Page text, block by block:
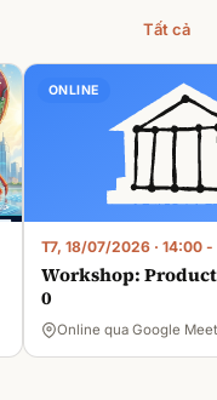
Tất cả
ONLINE
T7, 18/07/2026 · 14:00 -
Workshop:
0
Online qua Google Meet